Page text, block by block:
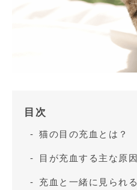
目次
猫の目の充血とは？
目が充血する主な原因
充血と一緒に見られ